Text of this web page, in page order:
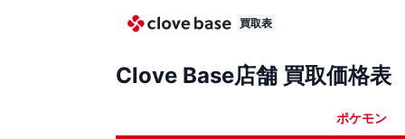
買取表
Clove Base店舗 買取価格表
ポケモン